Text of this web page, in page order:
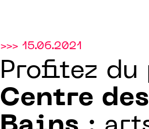
>>> 15.06.2021
Profitez du
Centre